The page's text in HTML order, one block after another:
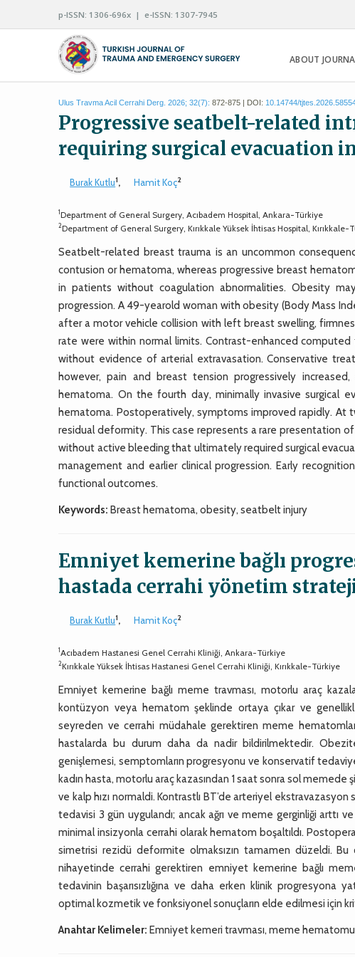
p-ISSN: 1306-696x | e-ISSN: 1307-7945
ABOUT
Ulus Travma Acil Cerrahi Derg. 2026; 32(7): 872-875 | DOI: 10.14744/
Progressive seatbelt-related
requiring surgical evacuation
Burak Kutlu1, Hamit Koç2
1Department of General Surgery, Acıbadem Hospital, Ankara-Türkiye
2Department of General Surgery, Kırıkkale Yüksek İhtisas Hospital, Kırıkkale-
Seatbelt-related breast trauma is an uncommon
contusion or hematoma, whereas progressive breast
in patients without coagulation abnormalities. Obesity
progression. A 49-yearold woman with obesity (Body Mass
after a motor vehicle collision with left breast swelling,
rate were within normal limits. Contrast-enhanced
without evidence of arterial extravasation. Conservative
however, pain and breast tension progressively
hematoma. On the fourth day, minimally invasive surgical
hematoma. Postoperatively, symptoms improved rapidly.
residual deformity. This case represents a rare presentation
without active bleeding that ultimately required surgical
management and earlier clinical progression. Early
functional outcomes.
Keywords: Breast hematoma, obesity, seatbelt injury
Emniyet kemerine bağlı
hastada cerrahi yönetim
Burak Kutlu1, Hamit Koç2
1Acıbadem Hastanesi Genel Cerrahi Kliniği, Ankara-Türkiye
2Kırıkkale Yüksek İhtisas Hastanesi Genel Cerrahi Kliniği, Kırıkkale-Türkiye
Emniyet kemerine bağlı meme travması, motorlu araç
kontüzyon veya hematom şeklinde ortaya çıkar ve
seyreden ve cerrahi müdahale gerektiren meme
hastalarda bu durum daha da nadir bildirilmektedir.
genişlemesi, semptomların progresyonu ve konservatif
kadın hasta, motorlu araç kazasından 1 saat sonra sol memede
ve kalp hızı normaldi. Kontrastlı BT’de arteriyel
tedavisi 3 gün uygulandı; ancak ağrı ve meme gerginliği
minimal insizyonla cerrahi olarak hematom boşaltıldı.
simetrisi rezidü deformite olmaksızın tamamen düzeldi.
nihayetinde cerrahi gerektiren emniyet kemerine bağlı
tedavinin başarısızlığına ve daha erken klinik progresyona
optimal kozmetik ve fonksiyonel sonuçların elde edilmesi için
Anahtar Kelimeler: Emniyet kemeri travması, meme